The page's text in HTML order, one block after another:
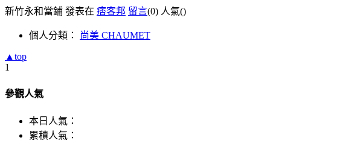
新竹永和當鋪 發表在 痞客邦 留言(0) 人氣()
個人分類： 尚美 CHAUMET
▲top
1
參觀人氣
本日人氣：
累積人氣：